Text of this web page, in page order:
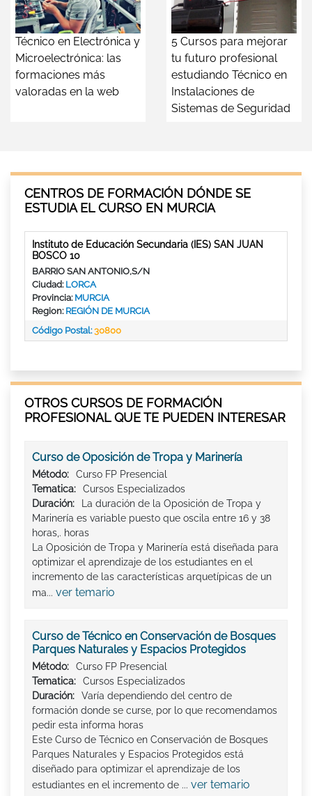
Técnico en Electrónica y
Microelectrónica: las
formaciones más
valoradas en la web
5 Cursos para mejorar
tu futuro profesional
estudiando Técnico en
Instalaciones de
Sistemas de Seguridad
CENTROS DE FORMACIÓN DÓNDE SE
ESTUDIA EL CURSO EN MURCIA
Instituto de Educación Secundaria (IES) SAN JUAN
BOSCO 10
BARRIO SAN ANTONIO,S/N
Ciudad: LORCA
Provincia: MURCIA
Region: REGIÓN DE MURCIA
Código Postal:30800
OTROS CURSOS DE FORMACIÓN
PROFESIONAL QUE TE PUEDEN INTERESAR
Curso de Oposición de Tropa y Marinería
Método:
Curso FP Presencial
Tematica:
Cursos Especializados
Duración:
La duración de la Oposición de Tropa y
Marinería es variable puesto que oscila entre 16 y 38
horas,. horas
La Oposición de Tropa y Marinería está diseñada para
optimizar el aprendizaje de los estudiantes en el
incremento de las características arquetípicas de un
ma... ver temario
Curso de Técnico en Conservación de Bosques
Parques Naturales y Espacios Protegidos
Método:
Curso FP Presencial
Tematica:
Cursos Especializados
Duración:
Varía dependiendo del centro de
formación donde se curse, por lo que recomendamos
pedir esta informa horas
Este Curso de Técnico en Conservación de Bosques
Parques Naturales y Espacios Protegidos está
diseñado para optimizar el aprendizaje de los
estudiantes en el incremento de ... ver temario